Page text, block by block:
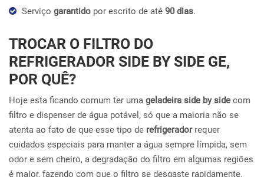
Serviço garantido por escrito de até 90 dias.
TROCAR O FILTRO DO
REFRIGERADOR SIDE BY SIDE GE,
POR QUÊ?
Hoje esta ficando comum ter uma geladeira side by side com
filtro e dispenser de água potável, só que a maioria não se
atenta ao fato de que esse tipo de refrigeradorrequer
cuidados especiais para manter a água sempre límpida, sem
odor e sem cheiro, a degradação do filtro em algumas regiões
é maior, fazendo com que o filtro se desgaste rapidamente.